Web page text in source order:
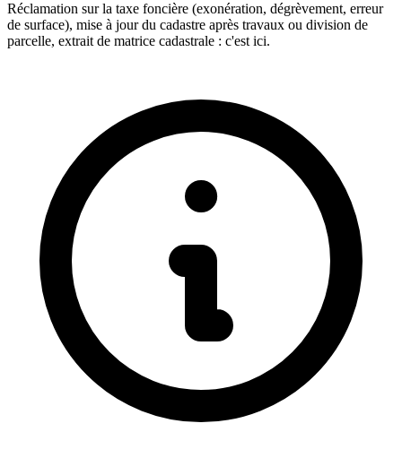
Réclamation sur la taxe foncière (exonération, dégrèvement, erreur
de surface), mise à jour du cadastre après travaux ou division de
parcelle, extrait de matrice cadastrale : c'est ici.